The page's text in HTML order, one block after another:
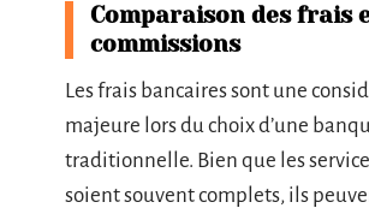
Comparaison des frais
commissions
Les frais bancaires sont une
majeure lors du choix d’une
traditionnelle. Bien que les
soient souvent complets, ils